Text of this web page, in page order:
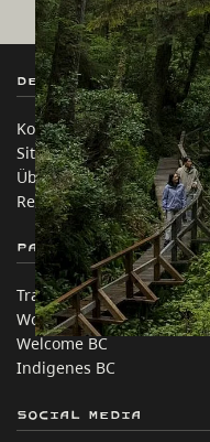
Destination BC
Kontakt
Sitemap
Über uns
Rechtliches & Richtlinien
Partnerseiten
Trade & Invest BC
Work BC
Welcome BC
Indigenes BC
Social Media